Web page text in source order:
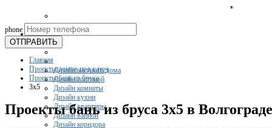
Дизайн
Дизайн частного дома
Дизайн гостиной
Дизайн комнаты
Дизайн кухни
Дизайн квартиры
Дизайн ванной
Дизайн коридора
phone
ОТПРАВИТЬ
Главная
Проекты домов под ключ
Проекты бань из бруса
3x5
Проекты бань из бруса 3х5 в Волгограде